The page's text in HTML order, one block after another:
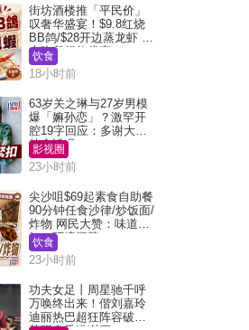
街坊酒楼推「平民价」
叹奢华盛宴！$9.8红烧
BB鸽/$28开边蒸龙虾 3
大晚餐超值优惠
饮食
18小时前
63岁关之琳与27岁男模
爆「嫲孙恋」？激罕开
腔19字回应：多谢大家
挂念近况
影视圈
23小时前
尖沙咀$69起素食自助餐
90分钟任食沙律/炒饭面/
炸物 网民大赞：味道
好，环境阔落
饮食
23小时前
功夫女足丨周星驰千呼
万唤终出来！偕刘嘉玲
迪丽热巴超狂阵容破天